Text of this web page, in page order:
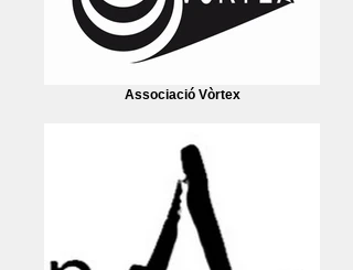
Associació Vòrtex